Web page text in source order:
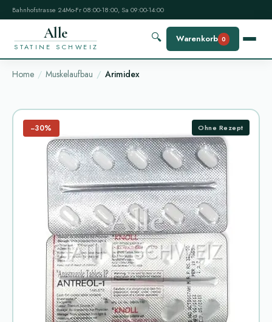
Bahnhofstrasse 24Mo-Fr 08:00-18:00, Sa 09:00-14:00
Alle
STATINE SCHWEIZ
🔍 Warenkorb 0
Home Muskelaufbau Arimidex
−30% Ohne Rezept